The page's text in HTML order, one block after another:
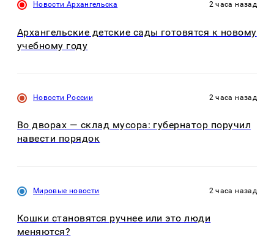
Новости Архангельска 2 часа назад
Архангельские детские сады готовятся к новому
учебному году
Новости России 2 часа назад
Во дворах — склад мусора: губернатор поручил
навести порядок
Мировые новости 2 часа назад
Кошки становятся ручнее или это люди
меняются?